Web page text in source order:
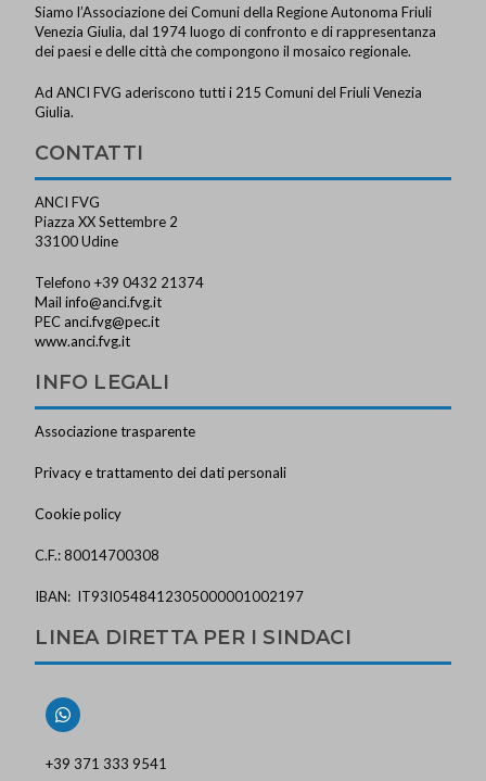
Siamo l’Associazione dei Comuni della Regione Autonoma Friuli
Venezia Giulia, dal 1974 luogo di confronto e di rappresentanza
dei paesi e delle città che compongono il mosaico regionale.
Ad ANCI FVG aderiscono tutti i 215 Comuni del Friuli Venezia
Giulia.
CONTATTI
ANCI FVG
Piazza XX Settembre 2
33100 Udine
Telefono +39 0432 21374
Mailinfo@anci.fvg.it
PEC anci.fvg@pec.it
www.anci.fvg.it
INFO LEGALI
Associazione trasparente
Privacy e trattamento dei dati personali
Cookie policy
C.F.: 80014700308
IBAN: IT93I0548412305000001002197
LINEA DIRETTA PER I SINDACI
+39 371 333 9541